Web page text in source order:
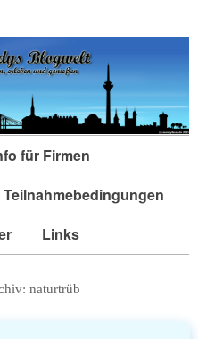
für Firmen
Teilnahmebedingungen
Links
naturtrüb